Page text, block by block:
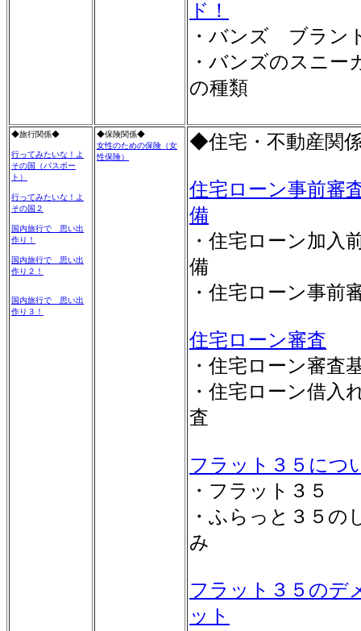
ド！
・バンズ ブラン
・バンズのスニー
の種類
◆旅行関係◆
行ってみたいな！よ
その国（パスポー
ト）
行ってみたいな！よ
その国２
国内旅行で 思い出
作り！
国内旅行で 思い出
作り２！
国内旅行で 思い出
作り３！
◆保険関係◆
女性のための保険（女
性保険）
◆住宅・不動産関
住宅ローン事前審
備
・住宅ローン加入
備
・住宅ローン事前
住宅ローン審査
・住宅ローン審査
・住宅ローン借入
査
フラット３５につ
・フラット３５
・ふらっと３５の
み
フラット３５のデ
ット